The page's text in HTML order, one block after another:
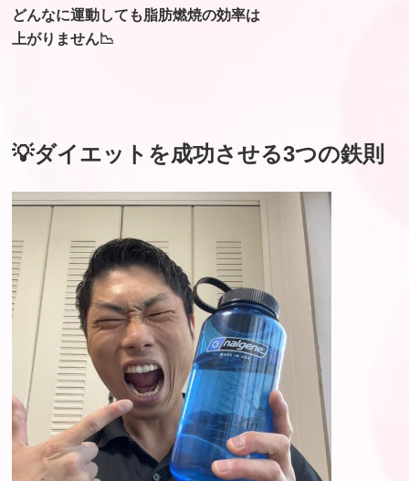
どんなに運動しても脂肪燃焼の効率は
上がりません📉
💡ダイエットを成功させる3つの鉄則